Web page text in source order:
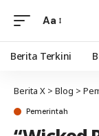
Aa
Berita Terkini
Berita X > Blog >
Pemerintah